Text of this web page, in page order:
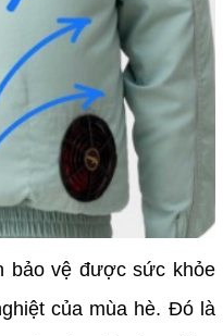
bảo vệ được sức khỏe
của mùa hè. Đó là